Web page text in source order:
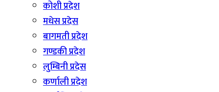
कोशी प्रदेश
मधेस प्रदेस
बागमती प्रदेश
गण्डकी प्रदेश
लुम्बिनी प्रदेस
कर्णाली प्रदेश